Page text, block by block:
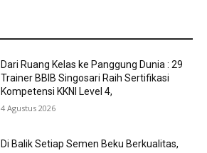
Dari Ruang Kelas ke Panggung Dunia : 29
Trainer BBIB Singosari Raih Sertifikasi
Kompetensi KKNI Level 4,
4 Agustus 2026
Di Balik Setiap Semen Beku Berkualitas,